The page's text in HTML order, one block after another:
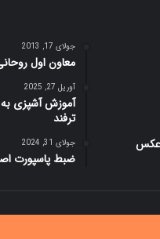
جولای 17, 2013
معاون اول
آوریل 27, 2025
ترفند
جولای 31, 2024
ضبط پاسپورت